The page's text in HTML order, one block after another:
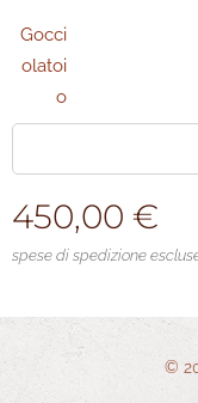
Gocci
olatoi
o
450,00 €
spese di spedizione
©